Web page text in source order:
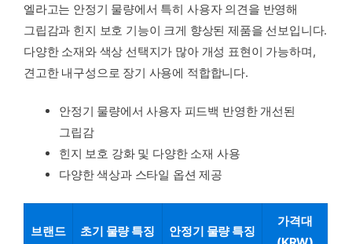
엘라고는 안정기 물량에서 특히 사용자 의견을 반영해
그립감과 힌지 보호 기능이 크게 향상된 제품을 선보입니다.
다양한 소재와 색상 선택지가 많아 개성 표현이 가능하며,
견고한 내구성으로 장기 사용에 적합합니다.
안정기 물량에서 사용자 피드백 반영한 개선된
그립감
힌지 보호 강화 및 다양한 소재 사용
다양한 색상과 스타일 옵션 제공
브랜드 초기 물량 특징 안정기 물량 특징
가격대